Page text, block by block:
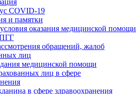
COVID-19
и памятки
оказания медицинской помощи
обращений, жалоб
лиц
медицинской помощи
лиц в сфере
в сфере здравоохранения